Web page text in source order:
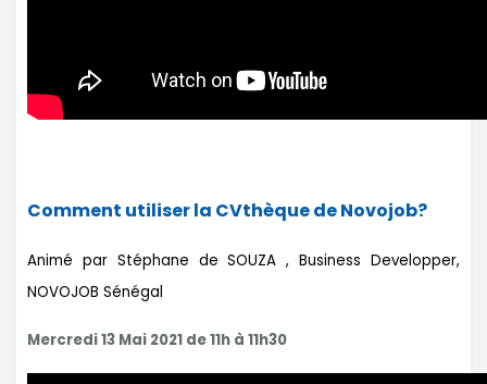
Comment utiliser la CVthèque de Novojob?
Animé par Stéphane de SOUZA , Business Developper,
NOVOJOB Sénégal
Mercredi 13 Mai 2021 de 11h à 11h30